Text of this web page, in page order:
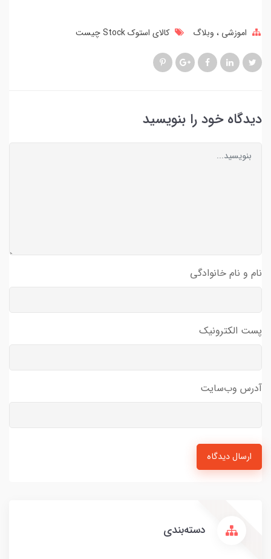
اموزشی وبلاگ کالای استوک Stock چیست
دیدگاه خود را بنویسید
نام و نام خانوادگی
پست الکترونیک
آدرس وب‌سایت
ارسال دیدگاه
دسته‌بندی